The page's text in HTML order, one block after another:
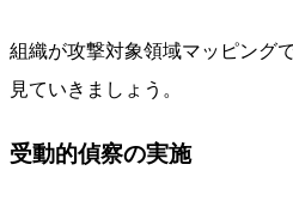
組織が攻撃対象領域マッピング
見ていきましょう。
受動的偵察の実施